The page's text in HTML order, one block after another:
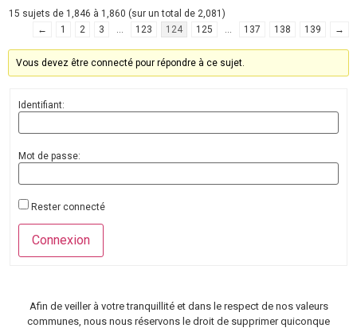
15 sujets de 1,846 à 1,860 (sur un total de 2,081)
←
1 2 3 … 123 124 125 … 137 138 139 →
Vous devez être connecté pour répondre à ce sujet.
Identifiant:
Mot de passe:
Rester connecté
Connexion
Afin de veiller à votre tranquillité et dans le respect de nos valeurs
communes, nous nous réservons le droit de supprimer quiconque